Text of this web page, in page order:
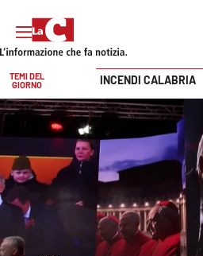
SEZIONI
Cronaca
Politica
Attualità
Vai
TEMI DEL
GIORNO
INCENDI CALABRIA